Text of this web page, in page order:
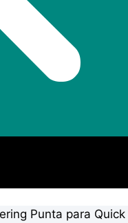
Punta para Quick